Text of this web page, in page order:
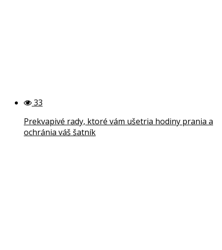
33
Prekvapivé rady, ktoré vám ušetria hodiny prania a
ochránia váš šatník